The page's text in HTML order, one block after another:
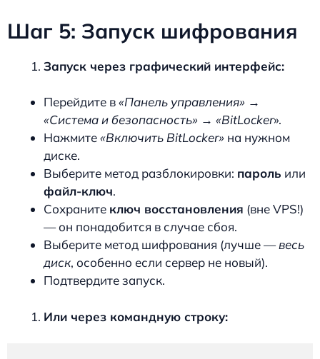
Шаг 5: Запуск шифрования
Запуск через графический интерфейс:
Перейдите в«Панель управления» →
«Система и безопасность» → «BitLocker».
Нажмите«Включить BitLocker» на нужном
диске.
Выберите метод разблокировки: пароль или
файл-ключ.
Сохраните ключ восстановления (вне VPS!)
— он понадобится в случае сбоя.
Выберите метод шифрования (лучше —весь
диск, особенно если сервер не новый).
Подтвердите запуск.
Или через командную строку: